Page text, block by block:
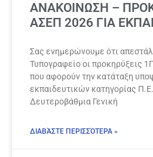
ΑΝΑΚΟΙΝΩΣΗ –
ΑΣΕΠ 2026 ΓΙΑ
Σας ενημερώνουμε ότι
Τυπογραφείο οι προκηρύξεις
που αφορούν την κατάταξη
εκπαιδευτικών κατηγορίας
Δευτεροβάθμια Γενική
ΔΙΑΒΆΣΤΕ ΠΕΡΙΣΣΌΤΕΡΑ »